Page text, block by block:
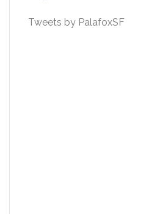
Tweets by PalafoxSF